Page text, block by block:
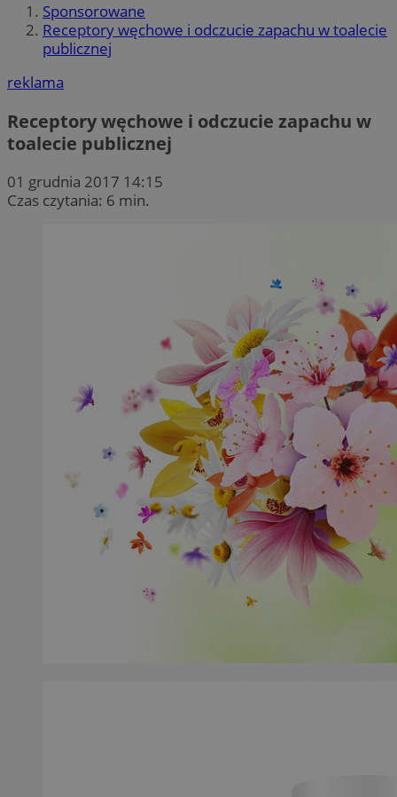
Sponsorowane
Receptory węchowe i odczucie zapachu w toalecie
publicznej
reklama
Receptory węchowe i odczucie zapachu w
toalecie publicznej
01 grudnia 2017 14:15
Czas czytania: 6 min.